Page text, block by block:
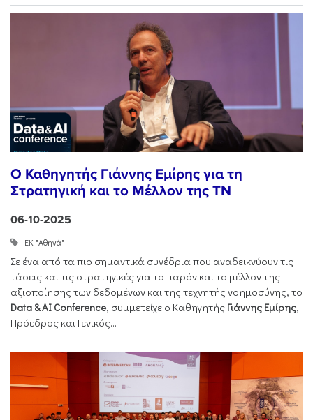
Ο Καθηγητής Γιάννης Εμίρης για τη
Στρατηγική και το Μέλλον της ΤΝ
06-10-2025
ΕΚ "Αθηνά"
Σε ένα από τα πιο σημαντικά συνέδρια που αναδεικνύουν τις
τάσεις και τις στρατηγικές για το παρόν και το μέλλον της
αξιοποίησης των δεδομένων και της τεχνητής νοημοσύνης, το
Data & AI Conference, συμμετείχε ο Καθηγητής Γιάννης Εμίρης,
Πρόεδρος και Γενικός...